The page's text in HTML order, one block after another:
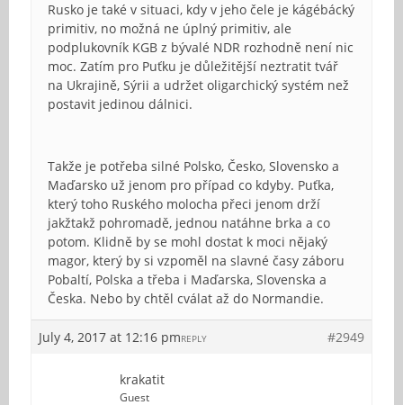
Rusko je také v situaci, kdy v jeho čele je kágébácký
primitiv, no možná ne úplný primitiv, ale
podplukovník KGB z bývalé NDR rozhodně není nic
moc. Zatím pro Puťku je důležitější neztratit tvář
na Ukrajině, Sýrii a udržet oligarchický systém než
postavit jedinou dálnici.
Takže je potřeba silné Polsko, Česko, Slovensko a
Maďarsko už jenom pro případ co kdyby. Puťka,
který toho Ruského molocha přeci jenom drží
jakžtakž pohromadě, jednou natáhne brka a co
potom. Klidně by se mohl dostat k moci nějaký
magor, který by si vzpoměl na slavné časy záboru
Pobaltí, Polska a třeba i Maďarska, Slovenska a
Česka. Nebo by chtěl cválat až do Normandie.
July 4, 2017 at 12:16 pm #2949
REPLY
krakatit
Guest